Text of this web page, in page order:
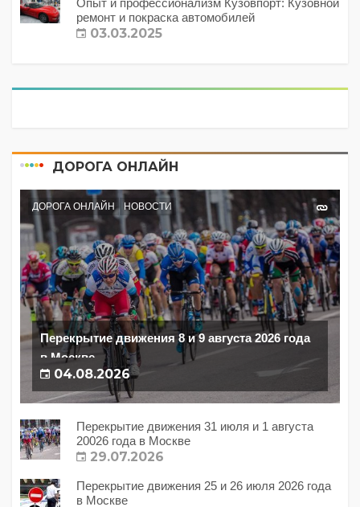
Опыт и профессионализм Кузовпорт: Кузовной
ремонт и покраска автомобилей
03.03.2025
ДОРОГА ОНЛАЙН
ДОРОГА ОНЛАЙН НОВОСТИ
Перекрытие движения 8 и 9 августа 2026 года
в Москве
04.08.2026
Перекрытие движения 31 июля и 1 августа
20026 года в Москве
29.07.2026
Перекрытие движения 25 и 26 июля 2026 года
в Москве